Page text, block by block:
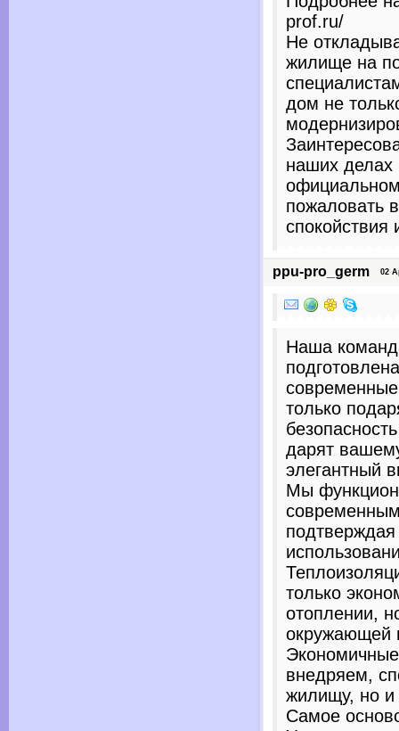
prof.ru/
Не
жилище на
дом не
наших делах
пожаловать
спокойствия
ppu-pro_germ 02
Наша
только
дарят
элегантный
Мы
подтверждая
только
отоплении,
окружающей
внедряем,
жилищу, но и
Самое